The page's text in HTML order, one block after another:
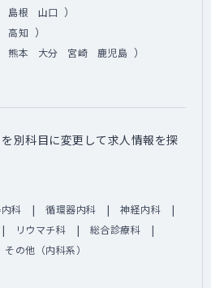
島根 山口 ）
高知 ）
熊本 大分 宮崎 鹿児島 ）
別科目に変更して求人情報を探
科 循環器内科
神経内科
リウマチ科
総合診療科
その他（内科系）